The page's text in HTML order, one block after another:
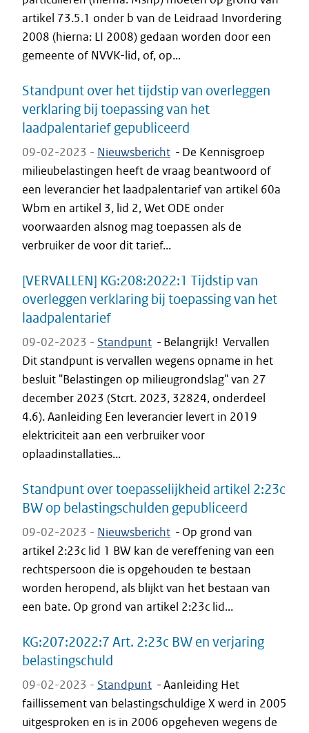
artikel 73.5.1 onder b van de Leidraad Invordering
2008 (hierna: LI 2008) gedaan worden door een
gemeente of NVVK-lid, of, op...
Standpunt over het tijdstip van overleggen
verklaring bij toepassing van het
laadpalentarief gepubliceerd
09-02-2023 - Nieuwsbericht - De Kennisgroep
milieubelastingen heeft de vraag beantwoord of
een leverancier het laadpalentarief van artikel 60a
Wbm en artikel 3, lid 2, Wet ODE onder
voorwaarden alsnog mag toepassen als de
verbruiker de voor dit tarief...
[VERVALLEN] KG:208:2022:1 Tijdstip van
overleggen verklaring bij toepassing van het
laadpalentarief
09-02-2023 - Standpunt - Belangrijk! Vervallen
Dit standpunt is vervallen wegens opname in het
besluit "Belastingen op milieugrondslag" van 27
december 2023 (Stcrt. 2023, 32824, onderdeel
4.6). Aanleiding Een leverancier levert in 2019
elektriciteit aan een verbruiker voor
oplaadinstallaties...
Standpunt over toepasselijkheid artikel 2:23c
BW op belastingschulden gepubliceerd
09-02-2023 - Nieuwsbericht - Op grond van
artikel 2:23c lid 1 BW kan de vereffening van een
rechtspersoon die is opgehouden te bestaan
worden heropend, als blijkt van het bestaan van
een bate. Op grond van artikel 2:23c lid...
KG:207:2022:7 Art. 2:23c BW en verjaring
belastingschuld
09-02-2023 - Standpunt -Aanleiding Het
faillissement van belastingschuldige X werd in 2005
uitgesproken en is in 2006 opgeheven wegens de